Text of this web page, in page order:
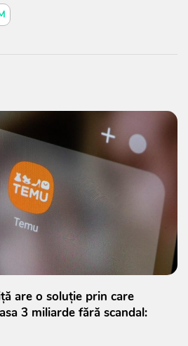
are o soluție prin care
3 miliarde fără scandal: